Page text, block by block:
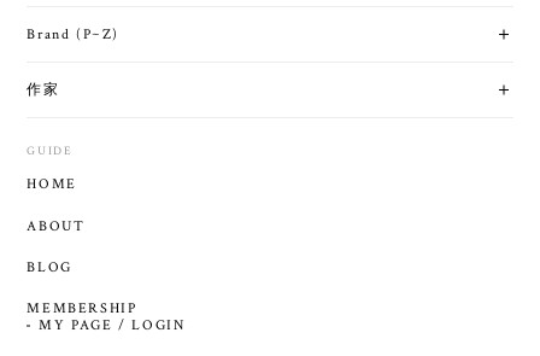
Brand (P~Z)
作家
GUIDE
HOME
ABOUT
BLOG
MEMBERSHIP
MY PAGE / LOGIN